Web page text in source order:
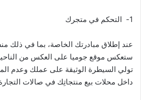
1- التحكم في متجرك
عند إطلاق مبادرتك الخاصة، بما في ذلك
ستعكس موقع جوميا على العكس من الناحية
تولي السيطرة الوثيقة على عملك وعدم
داخل محلات بيع منتجاتِك في صالات